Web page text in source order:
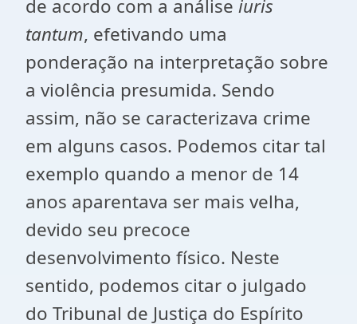
de acordo com a análise iuris
tantum, efetivando uma
ponderação na interpretação sobre
a violência presumida. Sendo
assim, não se caracterizava crime
em alguns casos. Podemos citar tal
exemplo quando a menor de 14
anos aparentava ser mais velha,
devido seu precoce
desenvolvimento físico. Neste
sentido, podemos citar o julgado
do Tribunal de Justiça do Espírito